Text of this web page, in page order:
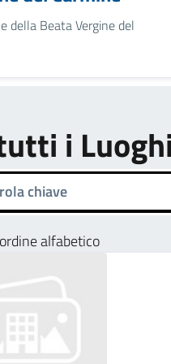
della Beata Vergine del
i
alfabetico